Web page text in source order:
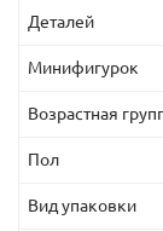
Деталей
Минифигурок
Возрастная
Пол
Вид упаковки